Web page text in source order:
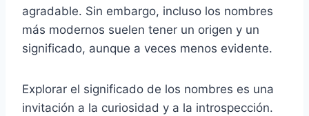
agradable. Sin embargo, incluso los nombres
más modernos suelen tener un origen y un
significado, aunque a veces menos evidente.
Explorar el significado de los nombres es una
invitación a la curiosidad y a la introspección.